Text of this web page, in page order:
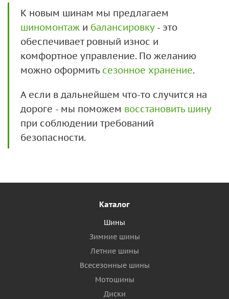
К новым шинам мы предлагаем
шиномонтаж и балансировку- это
обеспечивает ровный износ и
комфортное управление. По желанию
можно оформить сезонное хранение.
А если в дальнейшем что-то случится на
дороге - мы поможем восстановить шину
при соблюдении требований
безопасности.
Каталог
Шины
Зимние шины
Летние шины
Всесезонные шины
Мотошины
Диски